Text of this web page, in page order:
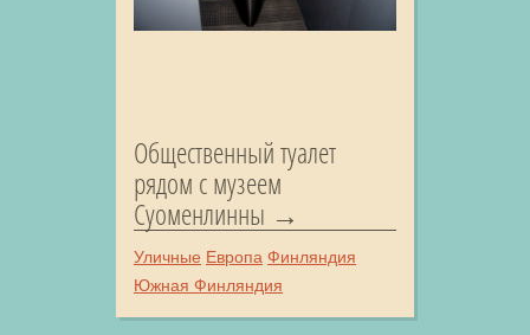
Общественный туалет
рядом с музеем
Суоменлинны
Уличные Европа Финляндия
Южная Финляндия